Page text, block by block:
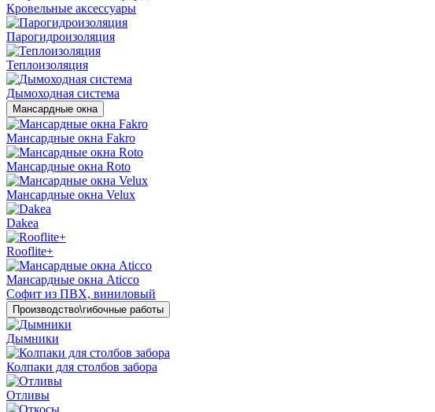
Кровельные аксессуары
Парогидроизоляция
Теплоизоляция
Дымоходная система
Мансардные окна
Мансардные окна Fakro
Мансардные окна Roto
Мансардные окна Velux
Dakea
Rooflite+
Мансардные окна Aticco
Софит из ПВХ, виниловый
Производство\гибочные работы
Дымники
Колпаки для столбов забора
Отливы